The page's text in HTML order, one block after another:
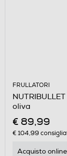
FRULLATORI
oliva
€ 89,99
€ 104,99
Acquisto